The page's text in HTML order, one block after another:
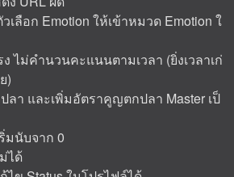
เลือก Emotion ให้เข้าหมวด Emotion ใ
ไม่คำนวนคะแนนตามเวลา (ยิ่งเวลาเก่
)
ลา และเพิ่มอัตราคูญตกปลา Master เป็
มนับจาก 0
ได้